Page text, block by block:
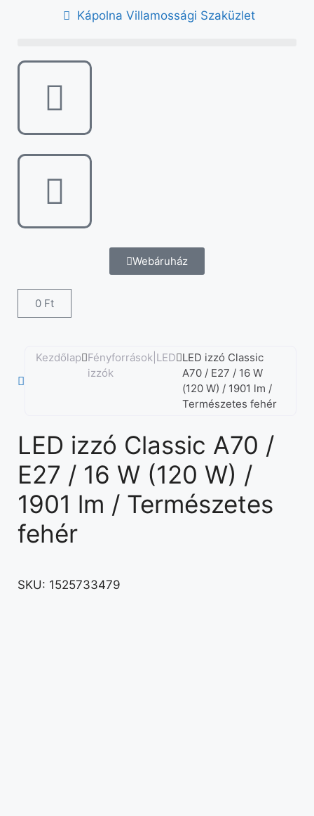
Kápolna Villamossági Szaküzlet
Webáruház
0 Ft
Kezdőlap Fényforrások|LED
izzók
LED izzó Classic
A70 / E27 / 16 W
(120 W) / 1901 lm /
Természetes fehér
LED izzó Classic A70 /
E27 / 16 W (120 W) /
1901 lm / Természetes
fehér
SKU: 1525733479